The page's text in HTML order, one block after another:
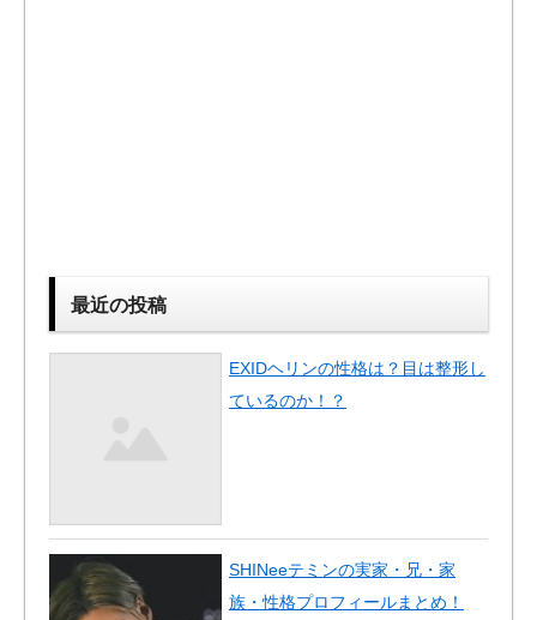
最近の投稿
EXIDヘリンの性格は？目は整形し
ているのか！？
SHINeeテミンの実家・兄・家
族・性格プロフィールまとめ！